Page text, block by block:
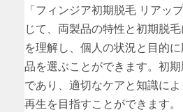
「フィンジア初期脱毛 リアッ
じて、両製品の特性と初期脱
を理解し、個人の状況と目的
品を選ぶことができます。初
であり、適切なケアと知識に
再生を目指すことができます。